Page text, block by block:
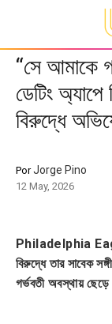
“সে আমাকে
ডেটিং
বিরুদ্ধে
PorJorge Pino
12 May, 2026
Philadelphia
বিরুদ্ধে তার সাবেক
গর্ভবতী অবস্থায় ছেড়ে